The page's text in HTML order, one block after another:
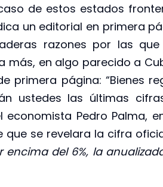
de estos estados
un editorial en primera
razones por las
en algo parecido a
primera página: “Bienes
ustedes las últimas
Pedro Palma,
se revelara la cifra
encima del 6%, la